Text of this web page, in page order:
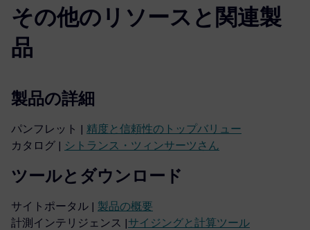
その他のリソースと関連製
品
製品の詳細
パンフレット | 精度と信頼性のトップバリュー
カタログ | シトランス・ツィンサーツさん
ツールとダウンロード
サイトポータル | 製品の概要
計測インテリジェンス |サイジングと計算ツール